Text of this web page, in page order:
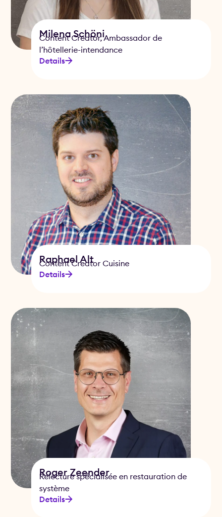
Milena Schöni
Content Creator, Ambassador de
l’hôtellerie-intendance
Details
Raphael Alt
Content Creator Cuisine
Details
Roger Zeender
Relecture spécialisée en restauration de
système
Details